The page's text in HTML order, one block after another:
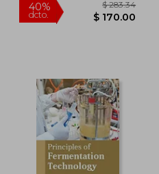
dcto.
Engineering) (en
Inglés)